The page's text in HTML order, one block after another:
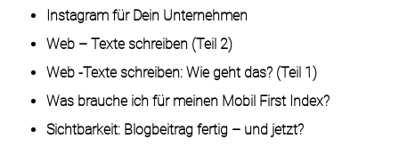
Instagram für Dein Unternehmen
Web – Texte schreiben (Teil 2)
Web -Texte schreiben: Wie geht das? (Teil 1)
Was brauche ich für meinen Mobil First Index?
Sichtbarkeit: Blogbeitrag fertig – und jetzt?